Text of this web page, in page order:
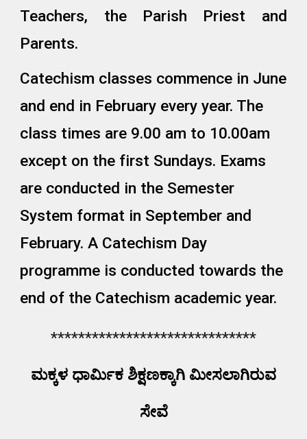
Teachers, the Parish Priest and
Parents.
Catechism classes commence in June
and end in February every year. The
class times are 9.00 am to 10.00am
except on the first Sundays. Exams
are conducted in the Semester
System format in September and
February. A Catechism Day
programme is conducted towards the
end of the Catechism academic year.
******************************
ಮಕ್ಕಳ ಧಾರ್ಮಿಕ ಶಿಕ್ಷಣಕ್ಕಾಗಿ ಮೀಸಲಾಗಿರುವ
ಸೇವೆ